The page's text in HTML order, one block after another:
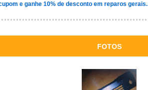
e ganhe 10% de desconto em reparos gerais.
FOTOS